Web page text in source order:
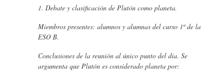
1. Debate y clasificación de Plutón como planeta.
Miembros presentes: alumnos y alumnas del curso 1º de la
ESO B.
Conclusiones de la reunión al único punto del día. Se
argumenta que Plutón es considerado planeta por: